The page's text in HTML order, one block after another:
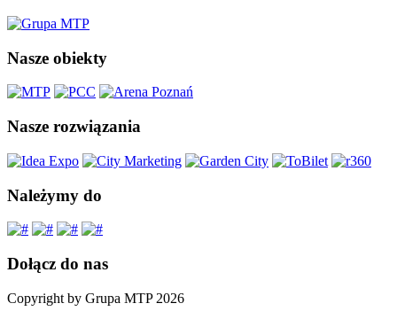
Nasze obiekty
Nasze rozwiązania
Należymy do
Dołącz do nas
Copyright by Grupa MTP 2026